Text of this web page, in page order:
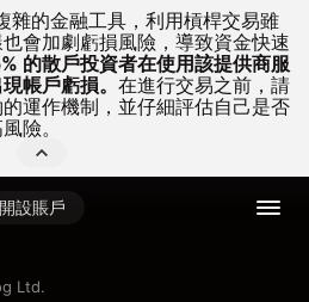
雜的金融工具，利用槓桿交易雖
會加劇虧損風險，導致資金快速
的散戶投資者在使用該提供商服
帳戶虧損。 在進行交易之前，請
運作機制，並仔細評估自己是否
險。
開設賬戶
Ltd.